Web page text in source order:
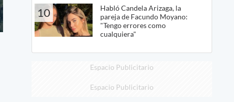
10
Habló Candela Arizaga, la
pareja de Facundo Moyano:
"Tengo errores como
cualquiera"
Espacio Publicitario
Espacio Publicitario